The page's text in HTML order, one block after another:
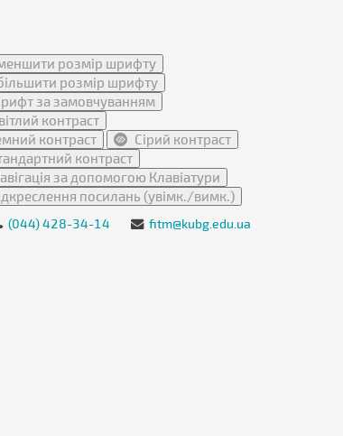
розмір шрифту
розмір шрифту
за замовчуванням
контраст
контраст
Сірий контраст
контраст
за допомогою Клавіатури
посилань (увімк./вимк.)
(044) 428-34-14 fitm@kubg.edu.ua